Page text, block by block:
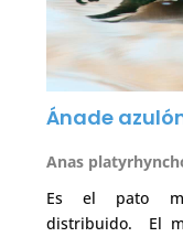
Ánade
Anas
Es el pato
distribuido. El